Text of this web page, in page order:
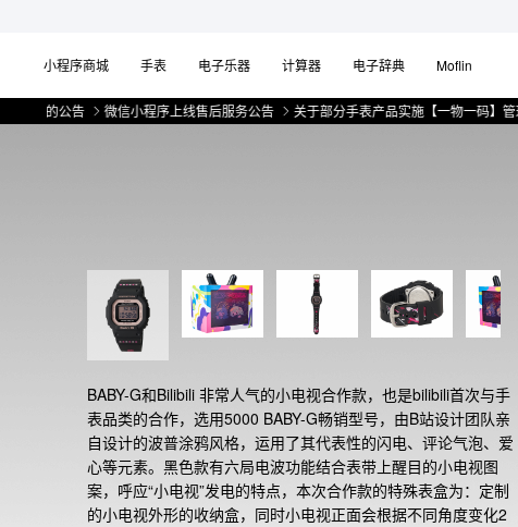
小程序商城 手表 电子乐器 计算器 电子辞典 Moflin
微信小程序上线售后服务公告 关于部分手表产品实施【一物一码】管理的公告
BABY-G和Bilibili 非常人气的小电视合作款，也是bilibili首次与手
表品类的合作，选用5000 BABY-G畅销型号，由B站设计团队亲
自设计的波普涂鸦风格，运用了其代表性的闪电、评论气泡、爱
心等元素。黑色款有六局电波功能结合表带上醒目的小电视图
案，呼应“小电视”发电的特点，本次合作款的特殊表盒为：定制
的小电视外形的收纳盒，同时小电视正面会根据不同角度变化2